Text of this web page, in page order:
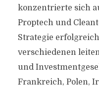
konzentrierte sich
Proptech und
Strategie
verschiedenen
und
Frankreich, Polen,